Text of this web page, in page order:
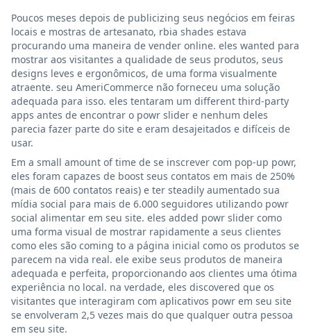
Poucos meses depois de publicizing seus negócios em feiras
locais e mostras de artesanato, rbia shades estava
procurando uma maneira de vender online. eles wanted para
mostrar aos visitantes a qualidade de seus produtos, seus
designs leves e ergonômicos, de uma forma visualmente
atraente. seu AmeriCommerce não forneceu uma solução
adequada para isso. eles tentaram um different third-party
apps antes de encontrar o powr slider e nenhum deles
parecia fazer parte do site e eram desajeitados e difíceis de
usar.
Em a small amount of time de se inscrever com pop-up powr,
eles foram capazes de boost seus contatos em mais de 250%
(mais de 600 contatos reais) e ter steadily aumentado sua
mídia social para mais de 6.000 seguidores utilizando powr
social alimentar em seu site. eles added powr slider como
uma forma visual de mostrar rapidamente a seus clientes
como eles são coming to a página inicial como os produtos se
parecem na vida real. ele exibe seus produtos de maneira
adequada e perfeita, proporcionando aos clientes uma ótima
experiência no local. na verdade, eles discovered que os
visitantes que interagiram com aplicativos powr em seu site
se envolveram 2,5 vezes mais do que qualquer outra pessoa
em seu site.